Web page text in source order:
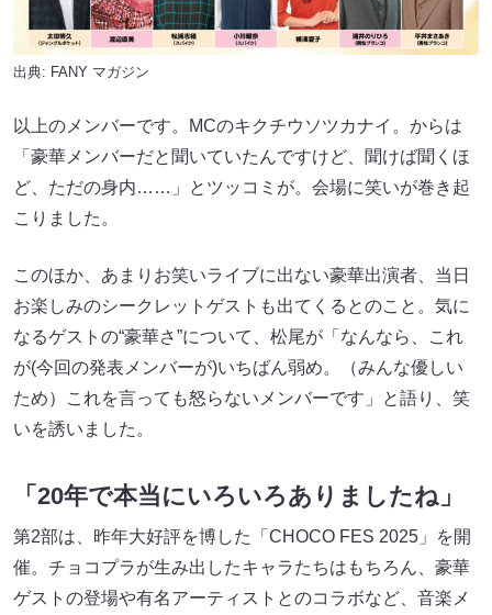
出典: FANY マガジン
以上のメンバーです。MCのキクチウソツカナイ。からは
「豪華メンバーだと聞いていたんですけど、聞けば聞くほ
ど、ただの身内……」とツッコミが。会場に笑いが巻き起
こりました。
このほか、あまりお笑いライブに出ない豪華出演者、当日
お楽しみのシークレットゲストも出てくるとのこと。気に
なるゲストの“豪華さ”について、松尾が「なんなら、これ
が(今回の発表メンバーが)いちばん弱め。（みんな優しい
ため）これを言っても怒らないメンバーです」と語り、笑
いを誘いました。
「20年で本当にいろいろありましたね」
第2部は、昨年大好評を博した「CHOCO FES 2025」を開
催。チョコプラが生み出したキャラたちはもちろん、豪華
ゲストの登場や有名アーティストとのコラボなど、音楽メ